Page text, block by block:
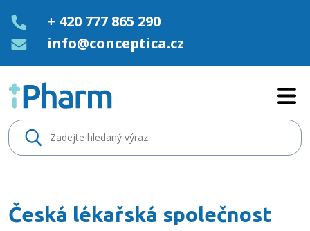
+ 420 777 865 290
info@conceptica.cz
Česká lékařská společnost